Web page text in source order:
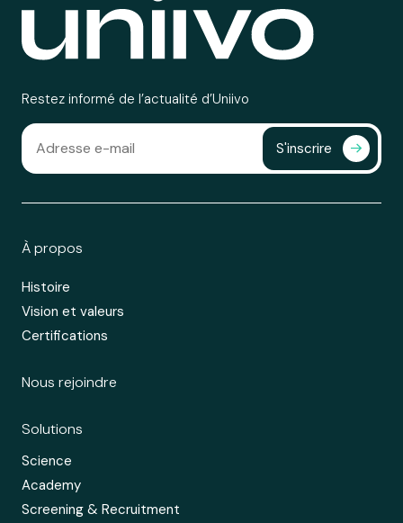
Restez informé de l’actualité d’Uniivo
S'inscrire
À propos
Histoire
Vision et valeurs
Certifications
Nous rejoindre
Solutions
Science
Academy
Screening & Recruitment